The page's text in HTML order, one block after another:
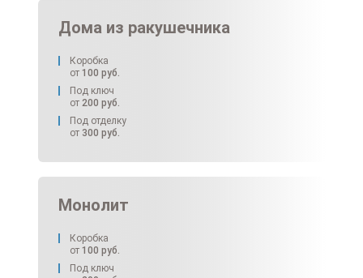
Дома из ракушечника
Коробка
от 100 руб.
Под ключ
от 200 руб.
Под отделку
от 300 руб.
Монолит
Коробка
от 100 руб.
Под ключ